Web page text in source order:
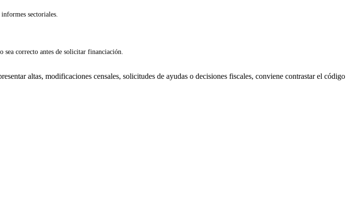
informes sectoriales.
correcto antes de solicitar financiación.
altas, modificaciones censales, solicitudes de ayudas o decisiones fiscales, conviene contrastar el código